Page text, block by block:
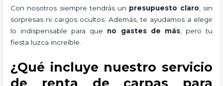
Con nosotros siempre tendrás un presupuesto claro, sin
sorpresas ni cargos ocultos. Además, te ayudamos a elegir
lo indispensable para que no gastes de más, pero tu
fiesta luzca increíble.
¿Qué incluye nuestro servicio